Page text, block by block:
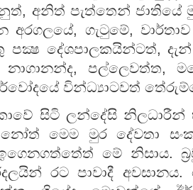
අනිත් පැත්තෙන් ජාතියේ
අරගලයේ, ගැටුමේ,
දේශපාලකයින්ටත්,
පල්ලෙවත්ත,
වින්ධ්‍යාටවත්
සිටි ලන්දේසි නිලධාරීන්
මෙම මුර දේවතා
මේ නිසාය.
රට පාවාදී